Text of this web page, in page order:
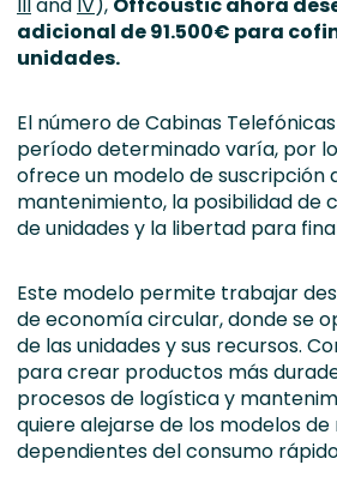
adicional de 91.500€ para
unidades.
El número de Cabinas
período determinado varía, por
ofrece un modelo de suscripción
mantenimiento, la posibilidad de
de unidades y la libertad para
Este modelo permite trabajar
de economía circular, donde se
de las unidades y sus recursos.
para crear productos más
procesos de logística y
quiere alejarse de los modelos
dependientes del consumo